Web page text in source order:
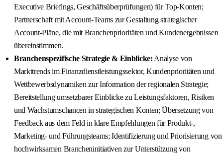
Executive Briefings, Geschäftsüberprüfungen) für Top-Konten;
Partnerschaft mit Account-Teams zur Gestaltung strategischer
Account-Pläne, die mit Branchenprioritäten und Kundenergebnissen
übereinstimmen.
Branchenspezifische Strategie & Einblicke: Analyse von
Markttrends im Finanzdienstleistungssektor, Kundenprioritäten und
Wettbewerbsdynamiken zur Information der regionalen Strategie;
Bereitstellung umsetzbarer Einblicke zu Leistungsfaktoren, Risiken
und Wachstumschancen in strategischen Konten; Übersetzung von
Feedback aus dem Feld in klare Empfehlungen für Produkt-,
Marketing- und Führungsteams; Identifizierung und Priorisierung von
hochwirksamen Brancheninitiativen zur Unterstützung von